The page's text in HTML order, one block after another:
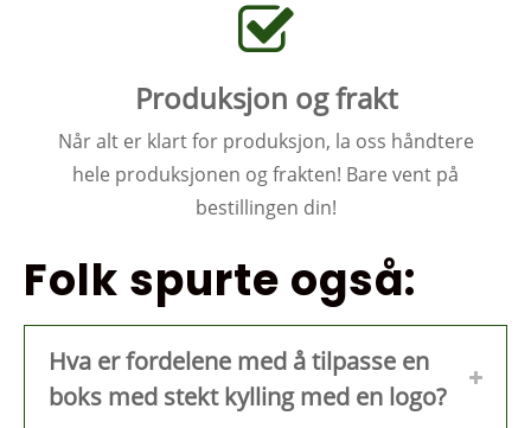
Produksjon og frakt
Når alt er klart for produksjon, la oss håndtere
hele produksjonen og frakten! Bare vent på
bestillingen din!
Folk spurte også:
Hva er fordelene med å tilpasse en
boks med stekt kylling med en logo?